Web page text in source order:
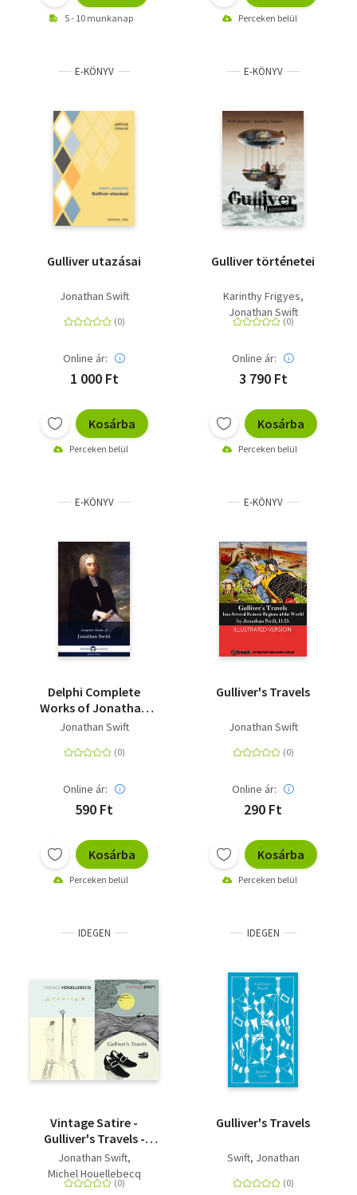
5 - 10 munkanap Perceken belül
E-KÖNYV
Gulliver utazásai
Jonathan Swift
Online ár:
1 000 Ft
Kosárba
Perceken belül
E-KÖNYV
Gulliver történetei
Karinthy Frigyes
Jonathan Swift
Online ár:
3 790 Ft
Kosárba
Perceken belül
E-KÖNYV
Delphi Complete
Works of Jonathan
Swift (Illustrated)
Jonathan Swift
Online ár:
590 Ft
Kosárba
Perceken belül
E-KÖNYV
Gulliver's Travels
Jonathan Swift
Online ár:
290 Ft
Kosárba
Perceken belül
IDEGEN
Vintage Satire -
Gulliver's Travels -
Atomised
Jonathan Swift
Michel Houellebecq
IDEGEN
Gulliver's Travels
Swift, Jonathan